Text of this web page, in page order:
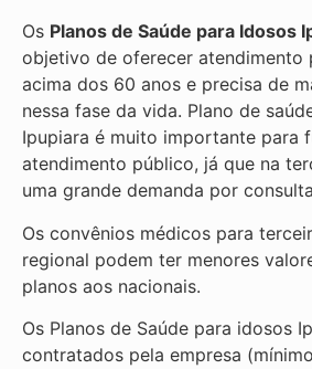
Os Planos de Saúde para Idosos
objetivo de oferecer atendimento
acima dos 60 anos e precisa de
nessa fase da vida. Plano de
Ipupiara é muito importante para
atendimento público, já que na
uma grande demanda por
Os convênios médicos para
regional podem ter menores
planos aos nacionais.
Os Planos de Saúde para idosos
contratados pela empresa